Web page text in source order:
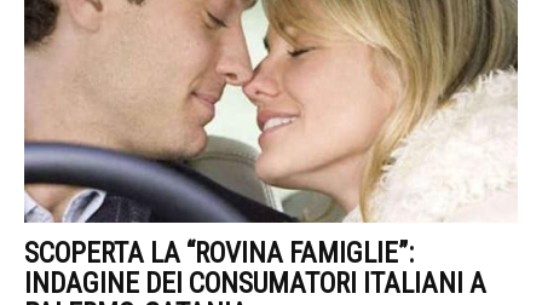
SCOPERTA LA “ROVINA FAMIGLIE”:
INDAGINE DEI CONSUMATORI ITALIANI A